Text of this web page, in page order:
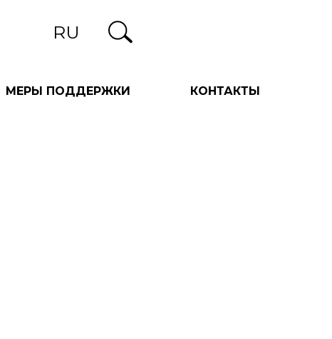
RU
МЕРЫ ПОДДЕРЖКИ КОНТАКТЫ